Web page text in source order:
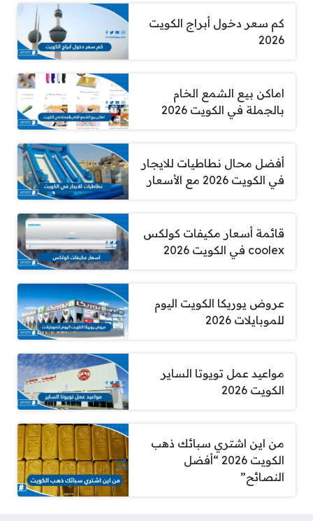
كم سعر دخول أبراج الكويت
2026
اماكن بيع الشمع الخام
بالجملة في الكويت 2026
أفضل محال نطاطيات للايجار
في الكويت 2026 مع الأسعار
قائمة أسعار مكيفات كولكس
coolex في الكويت 2026
عروض يوريكا الكويت اليوم
للموبايلات 2026
مواعيد عمل تويوتا الساير
الكويت 2026
من اين اشتري سبائك ذهب
الكويت 2026 “أفضل
النصائح”